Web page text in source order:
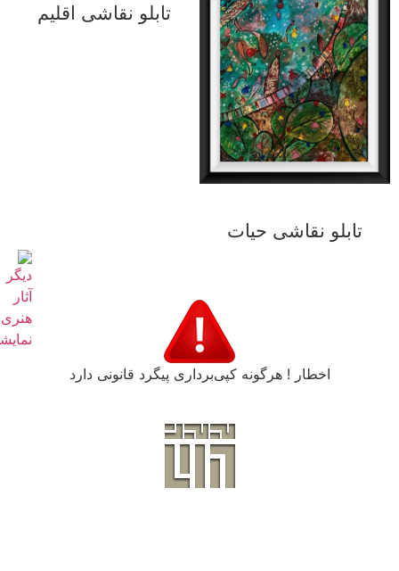
تابلو نقاشی حیات
تابلو نقاشی اقلیم
اخطار ! هرگونه کپی‌برداری پیگرد قانونی دارد